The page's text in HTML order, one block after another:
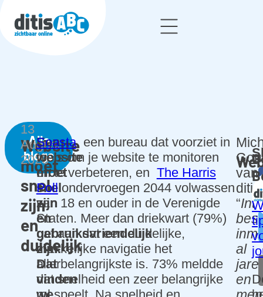
bde
sig
Alle
blogs
Website
moet
snel
zijn
en
duidelijk
13
August
2020
Een
website
moet
snel
zijn
en
gebruiksvriendelijk
zijn.
Dat
vinden
Soasta, een bureau dat voorziet in
tools om je website te monitoren
en te verbeteren, en The Harris
Pollondervroegen 2044 volwassen
van 18 en ouder in de Verenigde
Staten. Meer dan driekwart (79%)
gaf aan dat een duidelijke,
makkelijke navigatie het
allerbelangrijkste is. 73% meldde
dat snelheid een zeer belangrijke
van
“
al
en